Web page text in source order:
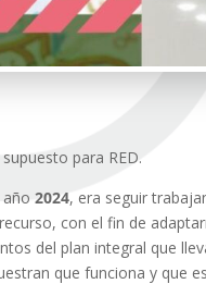
para RED.
año2024, era seguir
con el fin de
del plan integral que
que funciona y que